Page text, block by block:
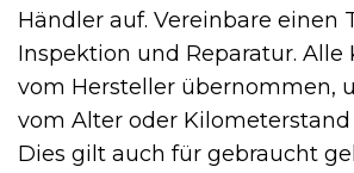
Händler auf. Vereinbare einen
Inspektion und Reparatur. Alle
vom Hersteller übernommen,
vom Alter oder Kilometerstand
Dies gilt auch für gebraucht